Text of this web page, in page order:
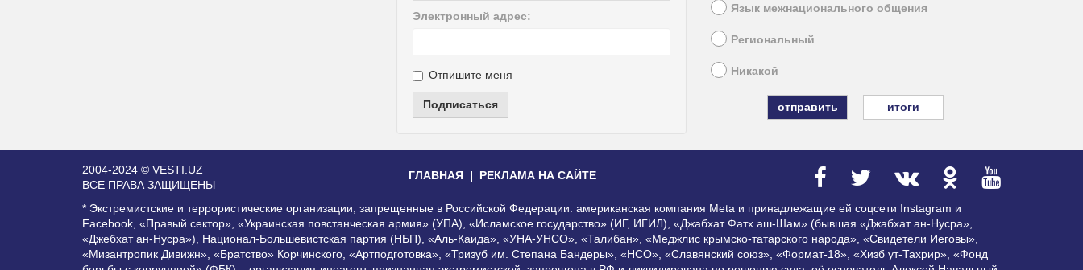
Электронный адрес:
Отпишите меня
Подписаться
Язык межнационального общения
Региональный
Никакой
итоги
2004-2024 © VESTI.UZ
ВСЕ ПРАВА ЗАЩИЩЕНЫ
ГЛАВНАЯ РЕКЛАМА НА САЙТЕ
* Экстремистские и террористические организации, запрещенные в Российской Федерации: американская компания Meta и принадлежащие ей соцсети Instagram и
Facebook, «Правый сектор», «Украинская повстанческая армия» (УПА), «Исламское государство» (ИГ, ИГИЛ), «Джабхат Фатх аш-Шам» (бывшая «Джабхат ан-Нусра»,
«Джебхат ан-Нусра»), Национал-Большевистская партия (НБП), «Аль-Каида», «УНА-УНСО», «Талибан», «Меджлис крымско-татарского народа», «Свидетели Иеговы»,
«Мизантропик Дивижн», «Братство» Корчинского, «Артподготовка», «Тризуб им. Степана Бандеры», «НСО», «Славянский союз», «Формат-18», «Хизб ут-Тахрир», «Фонд